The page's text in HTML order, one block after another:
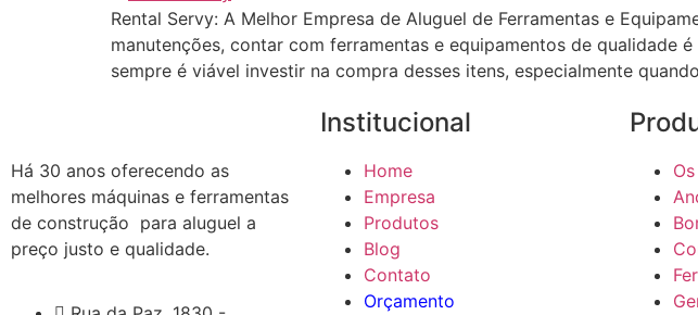
Rental Servy: A Melhor Empresa de Aluguel de Ferramentas e
manutenções, contar com ferramentas e equipamentos de qualidade
sempre é viável investir na compra desses itens, especialmente
Há 30 anos oferecendo as
melhores máquinas e ferramentas
de construção para aluguel a
preço justo e qualidade.
Institucional
Home
Empresa
Produtos
Blog
Contato
Orçamento